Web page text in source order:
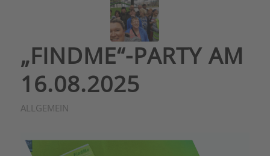
„FINDME“-PARTY AM
16.08.2025
ALLGEMEIN